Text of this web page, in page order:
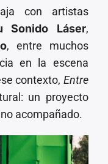
con artistas
Sonido Láser,
, entre muchos
en la escena
contexto, Entre
un proyecto
acompañado.